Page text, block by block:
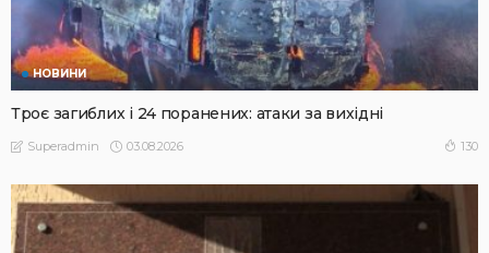
НОВИНИ
Троє загиблих і 24 поранених: атаки за вихідні
Superadmin 03.08.2026 130